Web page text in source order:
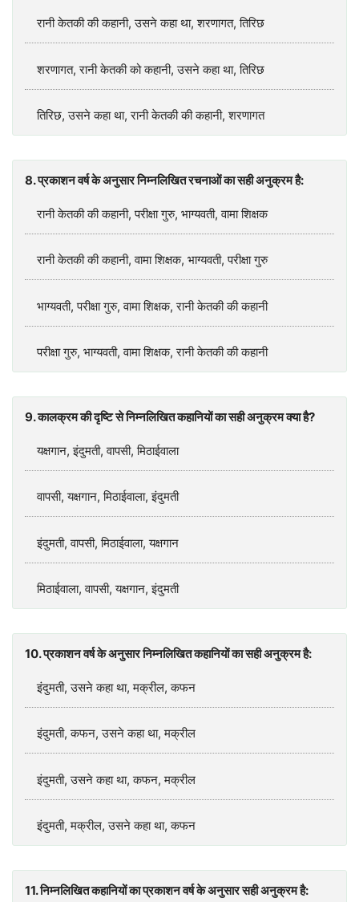
रानी केतकी की कहानी, उसने कहा था, शरणागत, तिरिछ
शरणागत, रानी केतकी को कहानी, उसने कहा था, तिरिछ
तिरिछ, उसने कहा था, रानी केतकी की कहानी, शरणागत
8. प्रकाशन वर्ष के अनुसार निम्नलिखित रचनाओं का सही अनुक्रम है:
रानी केतकी की कहानी, परीक्षा गुरु, भाग्यवती, वामा शिक्षक
रानी केतकी की कहानी, वामा शिक्षक, भाग्यवती, परीक्षा गुरु
भाग्यवती, परीक्षा गुरु, वामा शिक्षक, रानी केतकी की कहानी
परीक्षा गुरु, भाग्यवती, वामा शिक्षक, रानी केतकी की कहानी
9. कालक्रम की दृष्टि से निम्नलिखित कहानियों का सही अनुक्रम क्या है?
यक्षगान, इंदुमती, वापसी, मिठाईवाला
वापसी, यक्षगान, मिठाईवाला, इंदुमती
इंदुमती, वापसी, मिठाईवाला, यक्षगान
मिठाईवाला, वापसी, यक्षगान, इंदुमती
10. प्रकाशन वर्ष के अनुसार निम्नलिखित कहानियों का सही अनुक्रम है:
इंदुमती, उसने कहा था, मक्रील, कफन
इंदुमती, कफन, उसने कहा था, मक्रील
इंदुमती, उसने कहा था, कफन, मक्रील
इंदुमती, मक्रील, उसने कहा था, कफन
11. निम्नलिखित कहानियों का प्रकाशन वर्ष के अनुसार सही अनुक्रम है: